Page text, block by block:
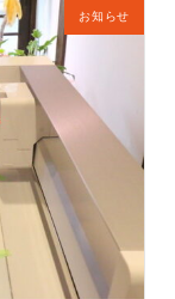
お知らせ